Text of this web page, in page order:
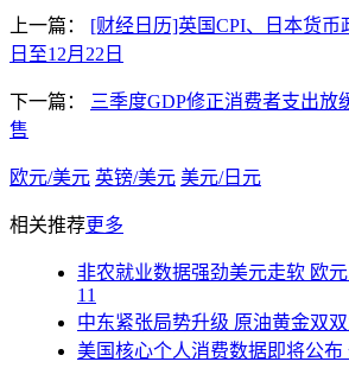
上一篇：
[财经日历]英国CPI、日本货币
日至12月22日
下一篇：
三季度GDP修正消费者支出放
售
欧元/美元 英镑/美元 美元/日元
相关推荐更多
非农就业数据强劲美元走软 欧
11
中东紧张局势升级 原油黄金双
美国核心个人消费数据即将公